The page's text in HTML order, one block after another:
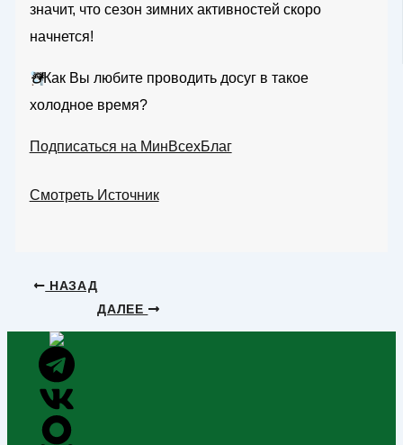
значит, что сезон зимних активностей скоро
начнется!
☃️Как Вы любите проводить досуг в такое
холодное время?
Подписаться на МинВсехБлаг
Смотреть Источник
НАЗАД
ДАЛЕЕ